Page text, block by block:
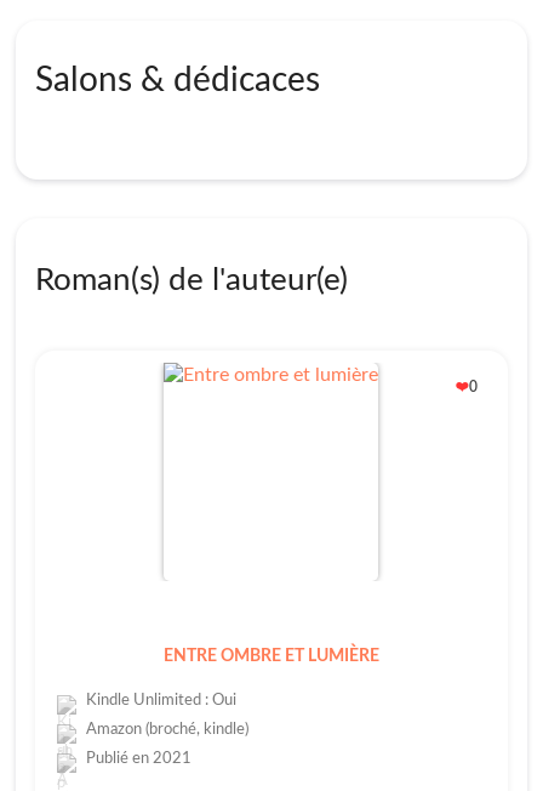
Salons & dédicaces
Roman(s) de l'auteur(e)
❤️0
ENTRE OMBRE ET LUMIÈRE
Kindle Unlimited : Oui
Amazon (broché, kindle)
Publié en 2021